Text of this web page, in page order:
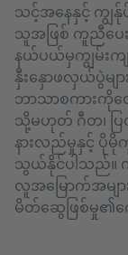
သင့်အနေနှင့် ကျွ
သူအဖြစ် ကူညီပေ
နယ်ပယ်မှကျွမ်းက
နှီးနှောဖလှယ်ပွဲမျာ
ဘာသာစကားကို
သို့မဟုတ် ဂီတ၊ ပ
နားလည်မှုနှင့်
သွယ်နိုင်ပါသည်။
လူအမြောက်အမျ
မိတ်ဆွေဖြစ်မှု၏